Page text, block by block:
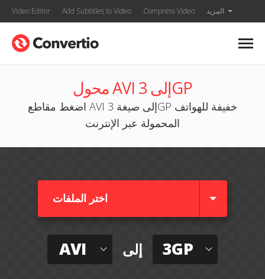
Video Editor Add Subtitles to Video Compress Video المزيد
محول AVI إلى 3GP
اضغط مقاطع AVI إلى صيغة 3GP خفيفة للهواتف
المحمولة عبر الإنترنت
اختر الملفات
AVI إلى 3GP